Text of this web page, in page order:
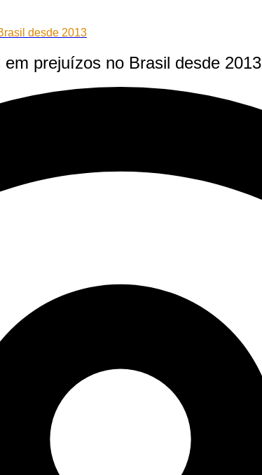
desde 2013
prejuízos no Brasil desde 2013